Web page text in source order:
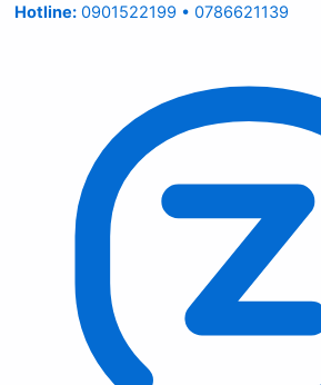
Hotline: 0901522199 • 0786621139